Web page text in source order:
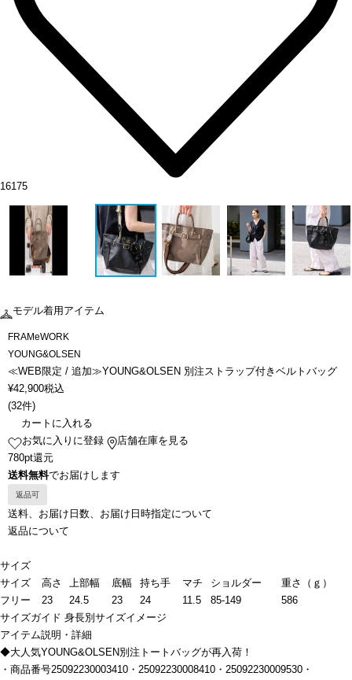
16175
モデル着用アイテム
FRAMeWORK
YOUNG&OLSEN
≪WEB限定 / 追加≫YOUNG&OLSEN 別注ストラップ付きベルトバッグ
¥42,900税込
(32件)
カートに入れる
お気に入りに登録
店舗在庫を見る
780pt還元
送料無料でお届けします
返品可
送料、お届け日数、お届け日時指定について
返品について
サイズ
サイズ
高さ 上部幅 底幅 持ち手 マチ ショルダー
重さ（ｇ）
フリー
23 24.5 23 24 11.5 85-149
586
サイズガイド 身長別サイズイメージ
アイテム説明・詳細
◆大人気YOUNG&OLSEN別注トートバッグが再入荷！
・商品番号25092230003410・25092230008410・25092230009530・